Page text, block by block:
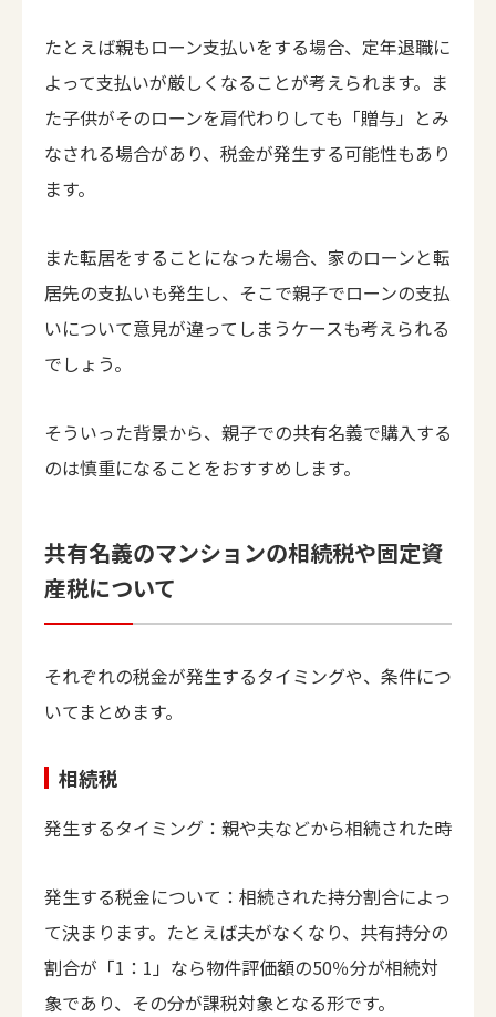
たとえば親もローン支払いをする場合、定年退職に
よって支払いが厳しくなることが考えられます。ま
た子供がそのローンを肩代わりしても「贈与」とみ
なされる場合があり、税金が発生する可能性もあり
ます。
また転居をすることになった場合、家のローンと転
居先の支払いも発生し、そこで親子でローンの支払
いについて意見が違ってしまうケースも考えられる
でしょう。
そういった背景から、親子での共有名義で購入する
のは慎重になることをおすすめします。
共有名義のマンションの相続税や固定資
産税について
それぞれの税金が発生するタイミングや、条件につ
いてまとめます。
相続税
発生するタイミング：親や夫などから相続された時
発生する税金について：相続された持分割合によっ
て決まります。たとえば夫がなくなり、共有持分の
割合が「1：1」なら物件評価額の50％分が相続対
象であり、その分が課税対象となる形です。